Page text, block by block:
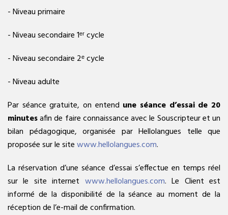
- Niveau primaire
- Niveau secondaire 1ᵉʳ cycle
- Niveau secondaire 2ᵉ cycle
- Niveau adulte
Par séance gratuite, on entend une séance d’essai de 20
minutesafin de faire connaissance avec le Souscripteur et un
bilan pédagogique, organisée par Hellolangues telle que
proposée sur le sitewww.hellolangues.com.
La réservation d’une séance d’essai s’effectue en temps réel
sur le site internet www.hellolangues.com. Le Client est
informé de la disponibilité de la séance au moment de la
réception de l’e-mail de confirmation.